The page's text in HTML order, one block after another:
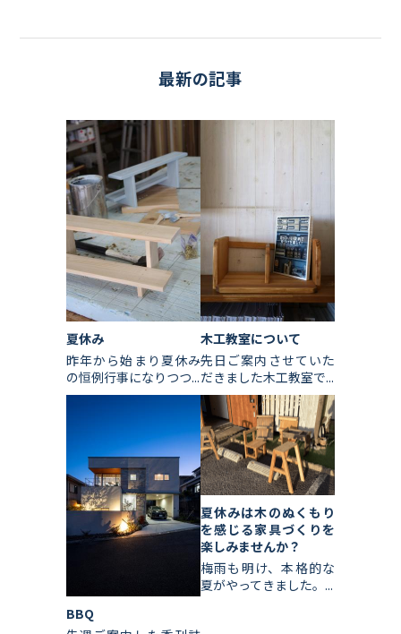
最新の記事
夏休み
昨年から始まり夏休み
の恒例行事になりつつ...
木工教室について
先日ご案内させていた
だきました木工教室で...
BBQ
夏休みは木のぬくもり
を感じる家具づくりを
楽しみませんか？
梅雨も明け、本格的な
夏がやってきました。...